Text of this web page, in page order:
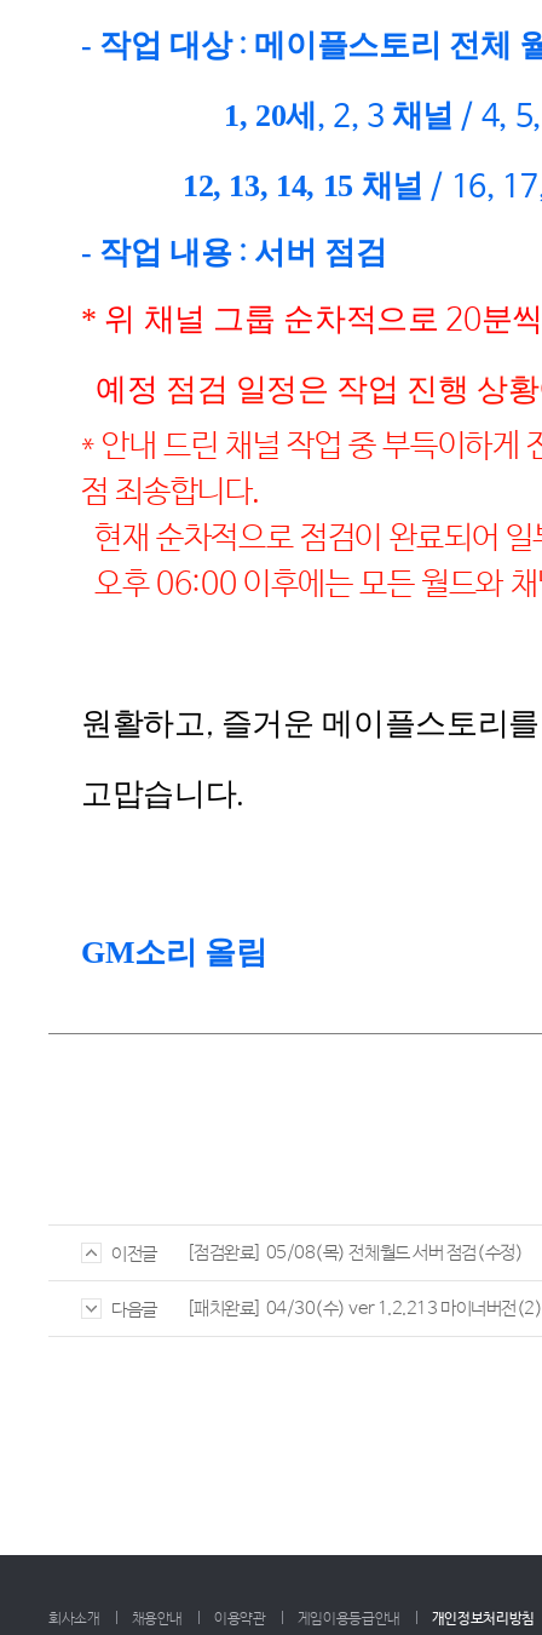
- 작업 대상: 메이플스토리 전체
1, 20세 , 2, 3 채널 / 4,
12, 13, 14, 15 채널 / 16,
- 작업 내용: 서버 점검
* 위 채널 그룹 순차적으로 20분
예정 점검 일정은 작업 진행 상
* 안내 드린 채널 작업 중 부득이하게
점 죄송합니다.
현재 순차적으로 점검이 완료되어
오후 06:00 이후에는 모든 월드와
원활하고 , 즐거운 메이플스토리
고맙습니다.
GM소리 올림
이전글 [점검완료] 05/08(목) 전체월드 서버 점검(수정)
다음글 [패치완료] 04/30(수) ver 1.2.213 마이너버전
회사소개 채용안내 이용약관 게임이용등급안내 개인정보처리방침